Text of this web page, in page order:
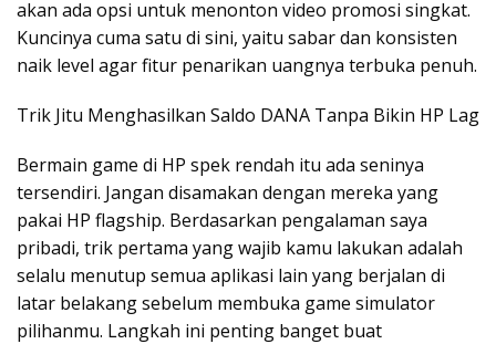
akan ada opsi untuk menonton video promosi singkat.
Kuncinya cuma satu di sini, yaitu sabar dan konsisten
naik level agar fitur penarikan uangnya terbuka penuh.
Trik Jitu Menghasilkan Saldo DANA Tanpa Bikin HP Lag
Bermain game di HP spek rendah itu ada seninya
tersendiri. Jangan disamakan dengan mereka yang
pakai HP flagship. Berdasarkan pengalaman saya
pribadi, trik pertama yang wajib kamu lakukan adalah
selalu menutup semua aplikasi lain yang berjalan di
latar belakang sebelum membuka game simulator
pilihanmu. Langkah ini penting banget buat